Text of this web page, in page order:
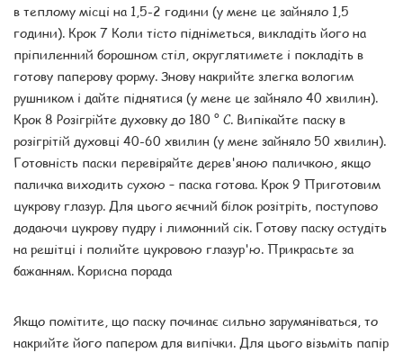
в теплому місці на 1,5-2 години (у мене це зайняло 1,5
години). Крок 7 Коли тісто підніметься, викладіть його на
пріпиленний борошном стіл, округлятимете і покладіть в
готову паперову форму. Знову накрийте злегка вологим
рушником і дайте піднятися (у мене це зайняло 40 хвилин).
Крок 8 Розігрійте духовку до 180 ° С. Випікайте паску в
розігрітій духовці 40-60 хвилин (у мене зайняло 50 хвилин).
Готовність паски перевіряйте дерев'яною паличкою, якщо
паличка виходить сухою – паска готова. Крок 9 Приготовим
цукрову глазур. Для цього яєчний білок розітріть, поступово
додаючи цукрову пудру і лимонний сік. Готову паску остудіть
на решітці і полийте цукровою глазур'ю. Прикрасьте за
бажанням. Корисна порада
Якщо помітите, що паску починає сильно зарумяніваться, то
накрийте його папером для випічки. Для цього візьміть папір